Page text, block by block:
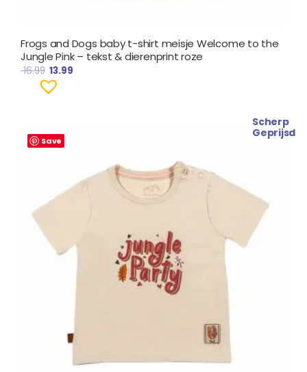
Frogs and Dogs baby t-shirt meisje Welcome to the
Jungle Pink – tekst & dierenprint roze
16.99 13.99
Save
Scherp
Geprijsd
prijs
was: